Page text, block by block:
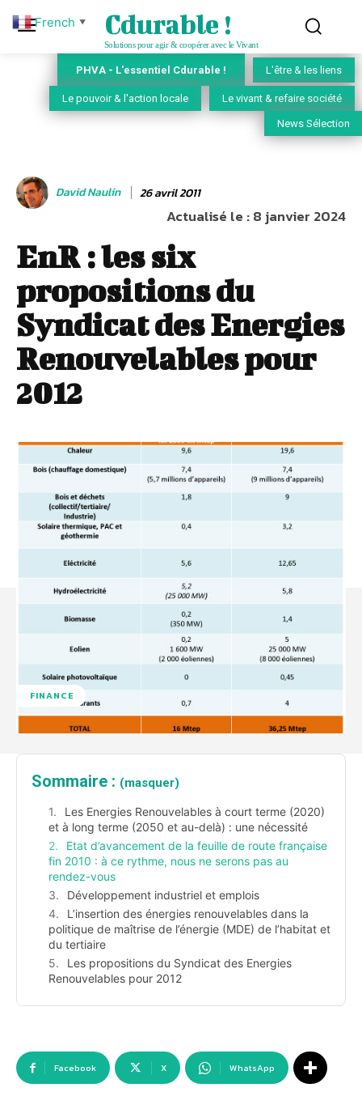
Cdurable !
Solutions pour agir & coopérer avec le Vivant
PHVA - L'essentiel Cdurable ! L'être & les liens
Le pouvoir & l'action locale Le vivant & refaire société
News Sélection
David Naulin 26 avril 2011
Actualisé le :8 janvier 2024
EnR : les six
propositions du
Syndicat des Energies
Renouvelables pour
2012
FINANCE
Sommaire : (masquer)
Les Energies Renouvelables à court terme (2020)
et à long terme (2050 et au-delà) : une nécessité
Etat d’avancement de la feuille de route française
fin 2010 : à ce rythme, nous ne serons pas au
rendez-vous
Développement industriel et emplois
L’insertion des énergies renouvelables dans la
politique de maîtrise de l’énergie (MDE) de l’habitat et
du tertiaire
Les propositions du Syndicat des Energies
Renouvelables pour 2012
Facebook X WhatsApp
French ▼